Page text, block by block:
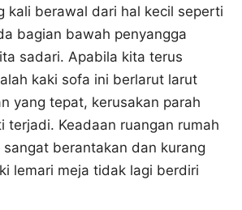
kali berawal dari hal kecil seperti
bagian bawah penyangga
sadari. Apabila kita terus
kaki sofa ini berlarut larut
yang tepat, kerusakan parah
terjadi. Keadaan ruangan rumah
berantakan dan kurang
lemari meja tidak lagi berdiri